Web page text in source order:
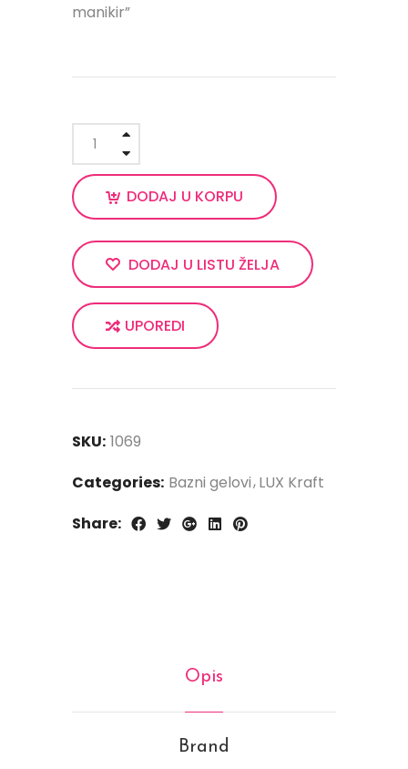
manikir”
DODAJ U KORPU
DODAJ U LISTU ŽELJA
UPOREDI
SKU: 1069
Categories: Bazni gelovi LUX Kraft
Share:
Opis
Brand